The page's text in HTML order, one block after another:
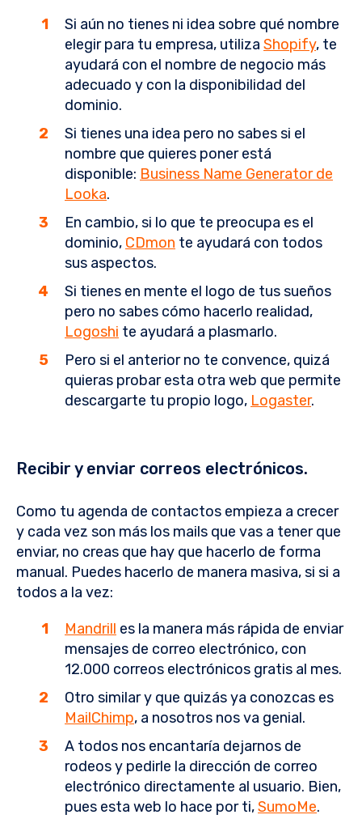
Si aún no tienes ni idea sobre qué nombre
elegir para tu empresa, utiliza Shopify, te
ayudará con el nombre de negocio más
adecuado y con la disponibilidad del
dominio.
Si tienes una idea pero no sabes si el
nombre que quieres poner está
disponible: Business Name Generator de
Looka.
En cambio, si lo que te preocupa es el
dominio, CDmon te ayudará con todos
sus aspectos.
Si tienes en mente el logo de tus sueños
pero no sabes cómo hacerlo realidad,
Logoshi te ayudará a plasmarlo.
Pero si el anterior no te convence, quizá
quieras probar esta otra web que permite
descargarte tu propio logo, Logaster.
Recibir y enviar correos electrónicos.
Como tu agenda de contactos empieza a crecer
y cada vez son más los mails que vas a tener que
enviar, no creas que hay que hacerlo de forma
manual. Puedes hacerlo de manera masiva, si si a
todos a la vez:
Mandrill es la manera más rápida de enviar
mensajes de correo electrónico, con
12.000 correos electrónicos gratis al mes.
Otro similar y que quizás ya conozcas es
MailChimp, a nosotros nos va genial.
A todos nos encantaría dejarnos de
rodeos y pedirle la dirección de correo
electrónico directamente al usuario. Bien,
pues esta web lo hace por ti,SumoMe.